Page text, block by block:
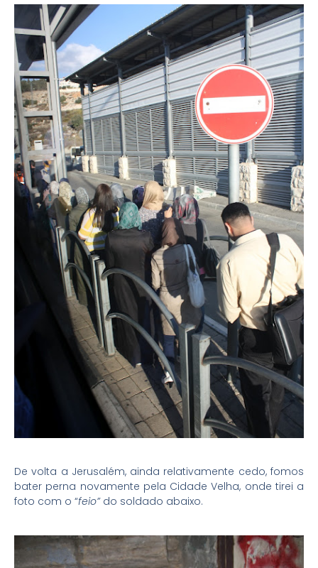
De volta a Jerusalém, ainda relativamente cedo, fomos
bater perna novamente pela Cidade Velha, onde tirei a
foto com o “feio”do soldado abaixo.